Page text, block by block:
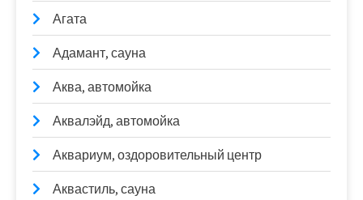
Агата
Адамант, сауна
Аква, автомойка
Аквалэйд, автомойка
Аквариум, оздоровительный центр
Аквастиль, сауна